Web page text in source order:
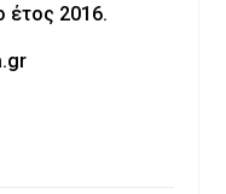
έτος 2016.